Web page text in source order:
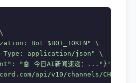
Bot $BOT_TOKEN" \
Type: application/json" \
"🤖 今日AI新闻速递：..."}' \
api/v10/channels/